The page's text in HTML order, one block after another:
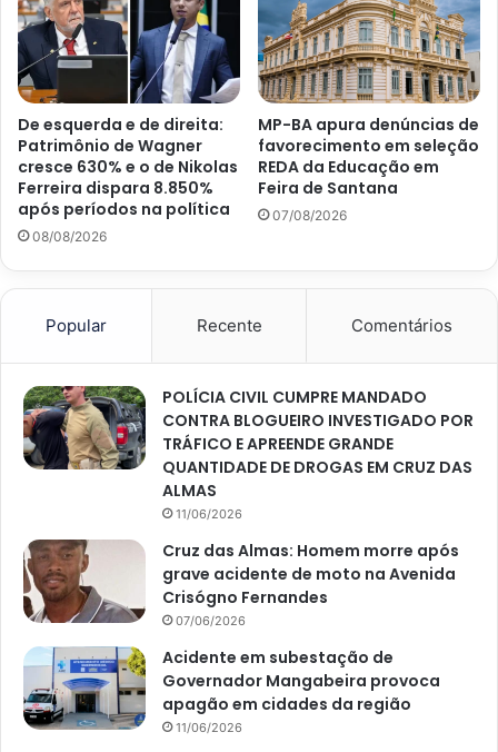
De esquerda e de direita:
Patrimônio de Wagner
cresce 630% e o de Nikolas
Ferreira dispara 8.850%
após períodos na política
08/08/2026
MP-BA apura denúncias de
favorecimento em seleção
REDA da Educação em
Feira de Santana
07/08/2026
Popular Recente Comentários
POLÍCIA CIVIL CUMPRE MANDADO
CONTRA BLOGUEIRO INVESTIGADO POR
TRÁFICO E APREENDE GRANDE
QUANTIDADE DE DROGAS EM CRUZ DAS
ALMAS
11/06/2026
Cruz das Almas: Homem morre após
grave acidente de moto na Avenida
Crisógno Fernandes
07/06/2026
Acidente em subestação de
Governador Mangabeira provoca
apagão em cidades da região
11/06/2026